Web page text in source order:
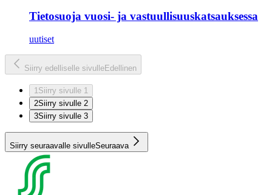
Tietosuoja vuosi- ja vastuullisuuskatsauksessa
uutiset
Siirry edelliselle sivulleEdellinen
1Siirry sivulle 1
2Siirry sivulle 2
3Siirry sivulle 3
Siirry seuraavalle sivulleSeuraava